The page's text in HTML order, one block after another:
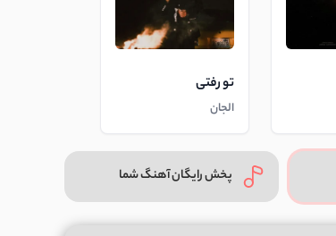
تو رفتی
الجان
پخش رایگان آهنگ شما